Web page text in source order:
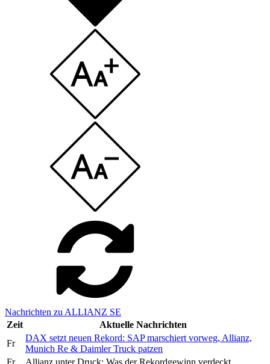
Nachrichten zu ALLIANZ SE
Zeit
Aktuelle Nachrichten
Fr
DAX setzt neuen Rekord: SAP marschiert vorweg, Allianz,
Munich Re & Daimler Truck patzen
Fr
Allianz unter Druck: Was der Rekordgewinn verdeckt